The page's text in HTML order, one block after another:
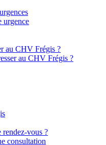
urgence
au CHV Frégis ?
au CHV Frégis ?
rendez-vous ?
consultation